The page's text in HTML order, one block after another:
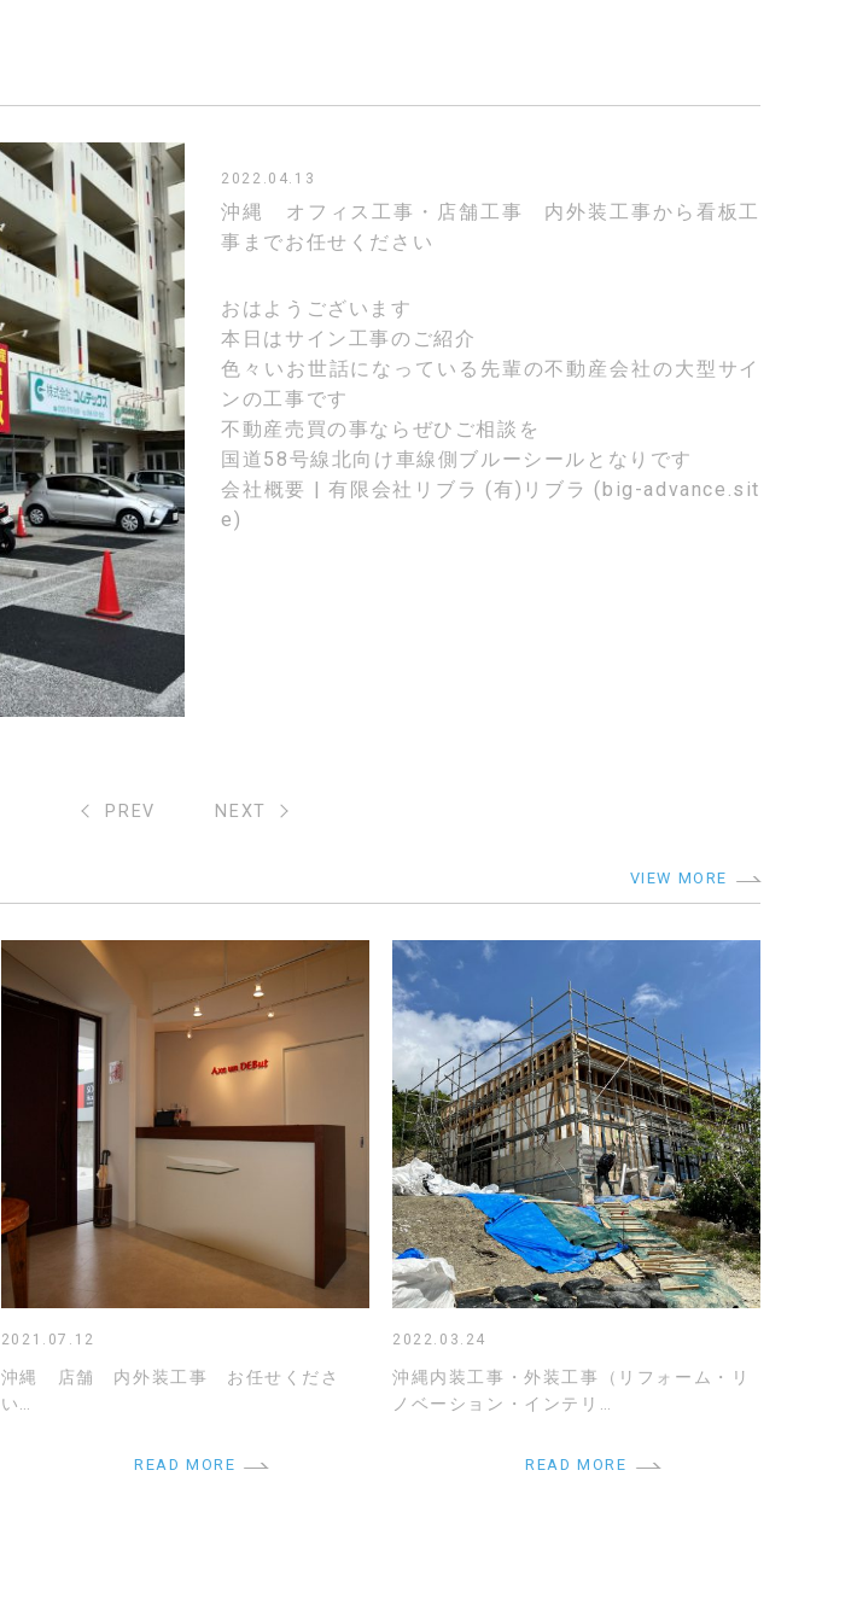
2022.04.13
沖縄 オフィス工事・店舗工事 内外装工事から看板工
事までお任せください
おはようございます
本日はサイン工事のご紹介
色々いお世話になっている先輩の不動産会社の大型サイ
ンの工事です
不動産売買の事ならぜひご相談を
国道58号線北向け車線側ブルーシールとなりです
会社概要 | 有限会社リブラ (有)リブラ (big-advance.sit
e)
PREV NEXT
VIEW MORE
2021.07.12
沖縄 店舗 内外装工事 お任せくださ
い…
READ MORE
2022.03.24
沖縄内装工事・外装工事（リフォーム・リ
ノベーション・インテリ…
READ MORE